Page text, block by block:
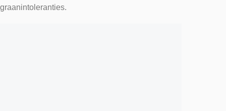
graanintoleranties.